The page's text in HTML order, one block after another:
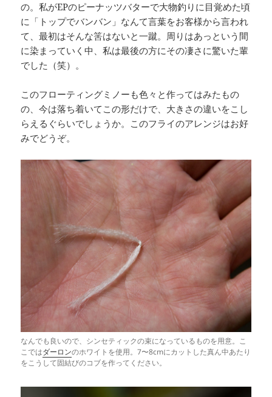
の。私がEPのピーナッツバターで大物釣りに目覚めた頃
に「トップでバンバン」なんて言葉をお客様から言われ
て、最初はそんな筈はないと一蹴。周りはあっという間
に染まっていく中、私は最後の方にその凄さに驚いた輩
でした（笑）。
このフローティングミノーも色々と作ってはみたもの
の、今は落ち着いてこの形だけで、大きさの違いをこし
らえるぐらいでしょうか。このフライのアレンジはお好
みでどうぞ。
なんでも良いので、シンセティックの束になっているものを用意。こ
こではダーロンのホワイトを使用。7〜8cmにカットした真ん中あたり
をこうして固結びのコブを作ってください。